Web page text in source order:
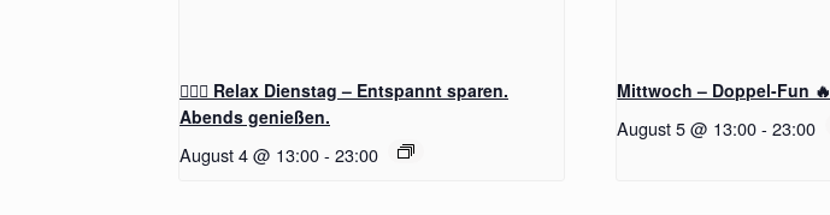
🧖‍♂️✨ Relax Dienstag – Entspannt sparen.
Abends genießen.
August 4 @ 13:00- 23:00
Mittwoch – Doppel-Fun 🔥
August 5 @ 13:00 - 23:00